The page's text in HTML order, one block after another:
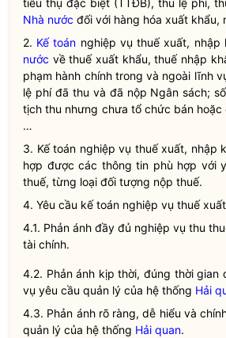
tiêu thụ đặc biệt (TTĐB), thu lệ phí,
Nhà nước đối với hàng hóa xuất khẩu,
2. Kế toán nghiệp vụ thuế xuất,
nước về thuế xuất khẩu, thuế nhập
phạm hành chính trong và ngoài lĩnh
lệ phí đã thu và đã nộp Ngân sách;
tịch thu nhưng chưa tổ chức bán
…
3. Kế toán nghiệp vụ thuế xuất, nhập
hợp được các thông tin phù hợp với
thuế, từng loại đối tượng nộp thuế.
4. Yêu cầu kế toán nghiệp vụ thuế
4.1. Phản ánh đầy đủ nghiệp vụ thu
tài chính.
4.2. Phản ánh kịp thời, đúng thời gian
vụ yêu cầu quản lý của hệ thống Hải
4.3. Phản ánh rõ ràng, dễ hiểu và
quản lý của hệ thống Hải quan.